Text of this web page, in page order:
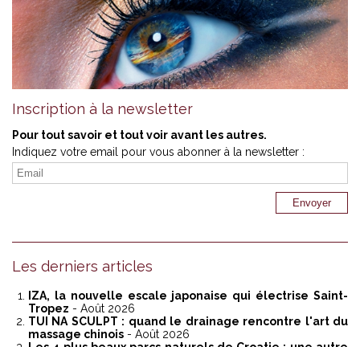
Inscription à la newsletter
Pour tout savoir et tout voir avant les autres.
Indiquez votre email pour vous abonner à la newsletter :
Les derniers articles
IZA, la nouvelle escale japonaise qui électrise Saint-
Tropez - Août 2026
TUI NA SCULPT : quand le drainage rencontre l'art du
massage chinois - Août 2026